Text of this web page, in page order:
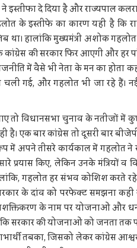
इस्तीफा दे दिया है और राज्यपाल
के इस्तीफे का कारण यही है कि
था। हालांकि मुख्यमंत्री अशोक
की सरकार फिर आएगी और हर
में वैसे भी नेता के मन का होता
चली गई, और गहलोत भी जा रहे हैं।
तो विधानसभा चुनाव के नतीजों में
एक बार कांग्रेस तो दूसरी बार
में अपने तीसरे कार्यकाल में गहलोत
किए, लेकिन उनके मंत्रियों व
गहलोत हर संभव कोशिश करते रहे।
के दांव को परफेक्ट समझना कहीं
सशक्तिकरण के नाम पर योजनाओं और
सरकार की योजनाओं को जनता तक
तबका, जिसको लेकर कांग्रेस